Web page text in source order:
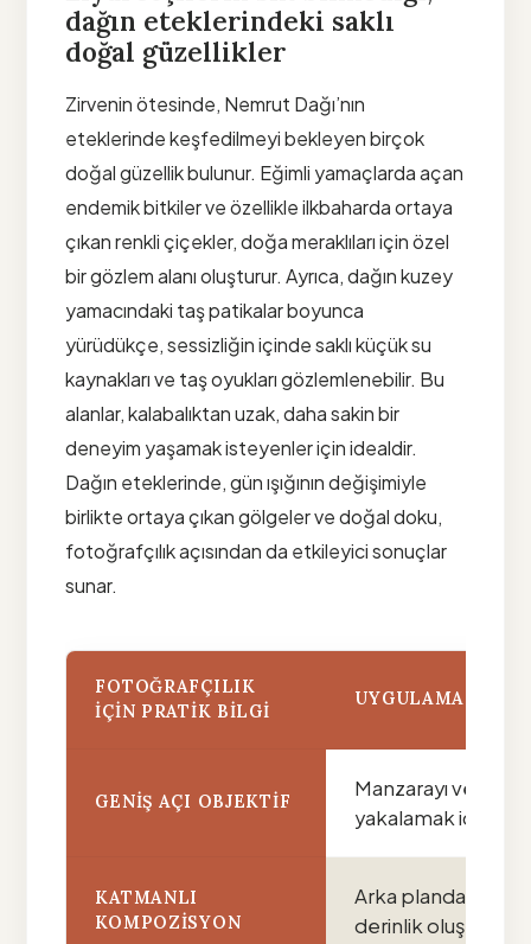
dağın eteklerindeki saklı
doğal güzellikler
Zirvenin ötesinde, Nemrut Dağı’nın
eteklerinde keşfedilmeyi bekleyen birçok
doğal güzellik bulunur. Eğimli yamaçlarda açan
endemik bitkiler ve özellikle ilkbaharda ortaya
çıkan renkli çiçekler, doğa meraklıları için özel
bir gözlem alanı oluşturur. Ayrıca, dağın kuzey
yamacındaki taş patikalar boyunca
yürüdükçe, sessizliğin içinde saklı küçük su
kaynakları ve taş oyukları gözlemlenebilir. Bu
alanlar, kalabalıktan uzak, daha sakin bir
deneyim yaşamak isteyenler için idealdir.
Dağın eteklerinde, gün ışığının değişimiyle
birlikte ortaya çıkan gölgeler ve doğal doku,
fotoğrafçılık açısından da etkileyici sonuçlar
sunar.
FOTOĞRAFÇILIK
İÇIN PRATIK BILGI
UYGULAMA
GENIŞ AÇI OBJEKTIF
Manzarayı ve
yakalamak için
KATMANLI
KOMPOZISYON
Arka planda
derinlik